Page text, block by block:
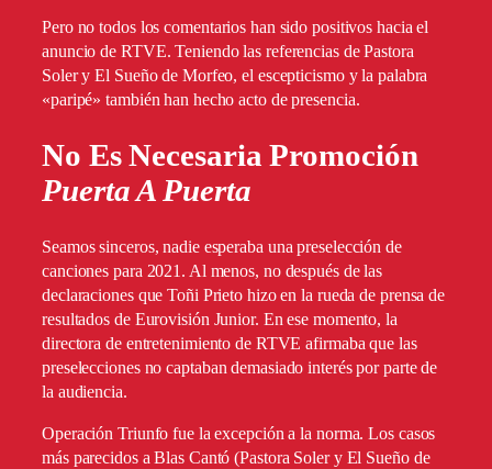
Pero no todos los comentarios han sido positivos hacia el
anuncio de RTVE. Teniendo las referencias de Pastora
Soler y El Sueño de Morfeo, el escepticismo y la palabra
«paripé» también han hecho acto de presencia.
No Es Necesaria Promoción
Puerta A Puerta
Seamos sinceros, nadie esperaba una preselección de
canciones para 2021. Al menos, no después de las
declaraciones que Toñi Prieto hizo en la rueda de prensa de
resultados de Eurovisión Junior. En ese momento, la
directora de entretenimiento de RTVE afirmaba que las
preselecciones no captaban demasiado interés por parte de
la audiencia.
Operación Triunfo fue la excepción a la norma. Los casos
más parecidos a Blas Cantó (Pastora Soler y El Sueño de